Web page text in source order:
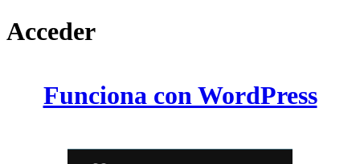
Acceder
Funciona con WordPress